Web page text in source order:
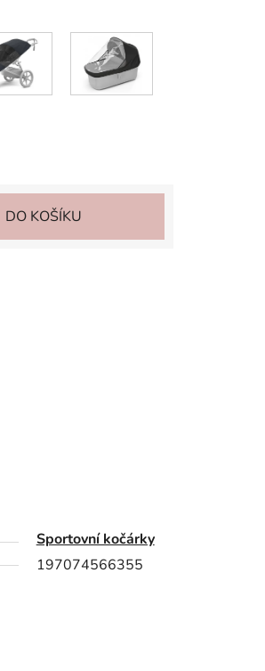
DO KOŠÍKU
Sportovní kočárky
197074566355